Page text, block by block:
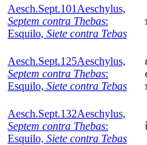
Aesch.Sept.101 Aeschylus,
Septem contra Thebas:
Esquilo, Siete contra Tebas
Aesch.Sept.125Aeschylus,
Septem contra Thebas:
Esquilo, Siete contra Tebas
Aesch.Sept.132Aeschylus,
Septem contra Thebas:
Esquilo, Siete contra Tebas